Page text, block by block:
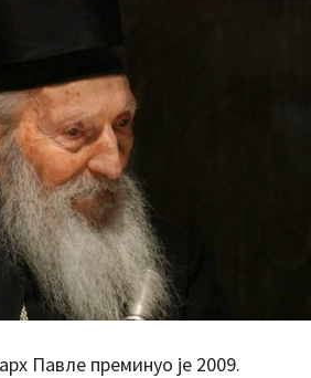
Павле преминуо је 2009.